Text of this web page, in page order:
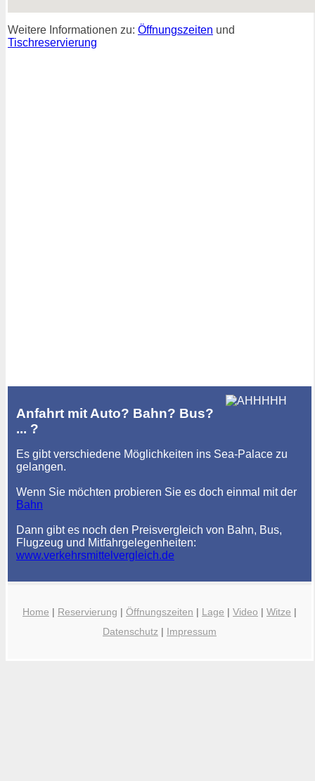
Weitere Informationen zu: Öffnungszeiten und
Tischreservierung
Anfahrt mit Auto? Bahn? Bus?
... ?
Es gibt verschiedene Möglichkeiten ins Sea-Palace zu
gelangen.
Wenn Sie möchten probieren Sie es doch einmal mit der
Bahn
Dann gibt es noch den Preisvergleich von Bahn, Bus,
Flugzeug und Mitfahrgelegenheiten:
www.verkehrsmittelvergleich.de
Home | Reservierung | Öffnungszeiten | Lage | Video | Witze |
Datenschutz | Impressum